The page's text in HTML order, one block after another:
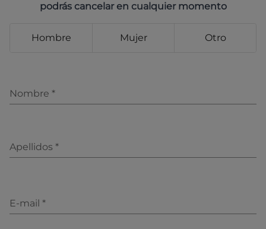
podrás cancelar en cualquier momento
Hombre Mujer Otro
Nombre *
Apellidos *
E-mail *